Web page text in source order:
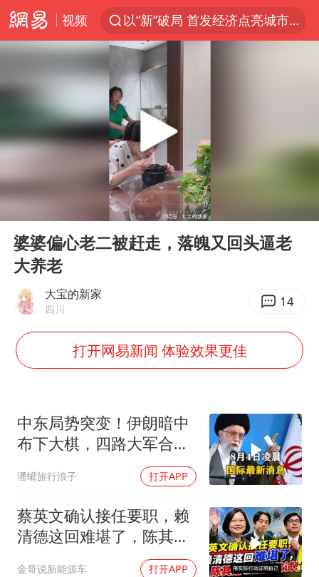
视频
以“新”破局 首发经济点亮城市消费活力
台风白海豚进入48小时警戒线
台风白海豚影响中国已成定局
看守所辅警收受10万获刑1年
多地要求领导干部带头休假
U17国足1分钟轰2球
房主任回应争议
把党建设得更加坚强有力
中国养老床位“三连降”
哪吒汽车南宁工厂设备降价20%拍卖
奋进开新局 实干挑大梁
Play
婆婆偏心老二被赶走，落魄又回头逼老
大养老
大宝的新家
四川 14
打开网易新闻 体验效果更佳
中东局势突变！伊朗暗中
布下大棋，四路大军合
围，特朗普面临死局
潘蠸旅行浪子 打开APP
蔡英文确认接任要职，赖
清德这回难堪了，陈其迈
金哥说新能源车 打开APP